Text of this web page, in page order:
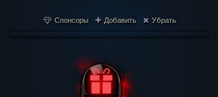
Спонсоры Добавить Убрать